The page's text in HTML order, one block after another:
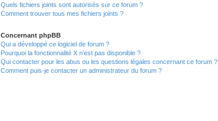
Quels fichiers joints sont autorisés sur ce forum ?
Comment trouver tous mes fichiers joints ?
Concernant phpBB
Qui a développé ce logiciel de forum ?
Pourquoi la fonctionnalité X n’est pas disponible ?
Qui contacter pour les abus ou les questions légales concernant ce forum ?
Comment puis-je contacter un administrateur du forum ?